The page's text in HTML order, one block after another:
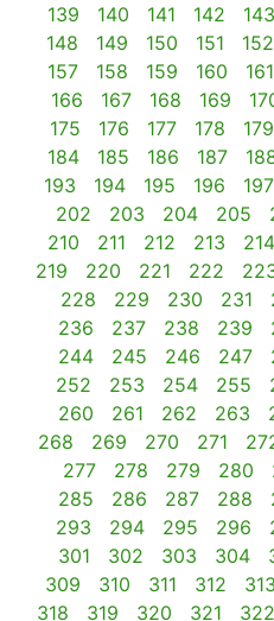
139
140 141 142 143
148
149 150 151 152
157
158 159 160 161
166
167 168 169
175
176 177 178 179
184
185 186 187
193
194 195 196 197
202
203 204 205
210
211 212 213 214
219
220 221 222
228
229 230 231
236
237 238 239
244
245 246 247
252
253 254 255
260
261 262 263
268
269 270 271
277
278 279 280
285
286 287 288
293
294 295 296
301
302 303 304
309
310 311 312 313
318
319 320 321 322